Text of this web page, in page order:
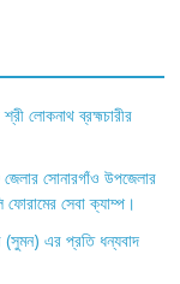
লোকনাথ ব্রহ্মচারীর
জেলার সোনারগাঁও উপজেলার
ফোরামের সেবা ক্যাম্প।
(সুমন) এর প্রতি ধন্যবাদ